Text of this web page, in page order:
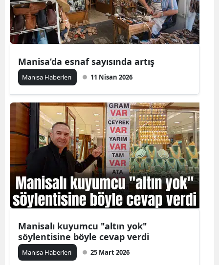
Manisa’da esnaf sayısında artış
Manisa Haberleri 11 Nisan 2026
Manisalı kuyumcu "altın yok"
söylentisine böyle cevap verdi
Manisa Haberleri 25 Mart 2026